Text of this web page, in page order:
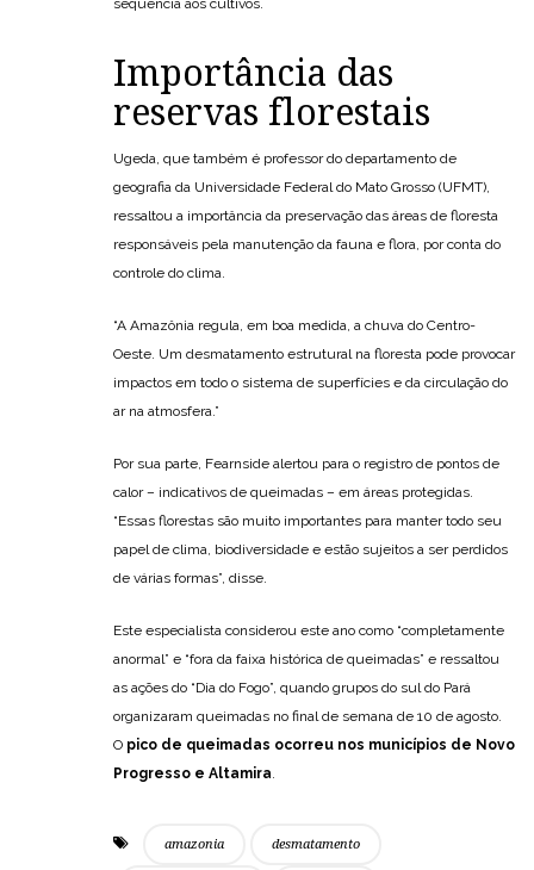
Importância das
reservas florestais
Ugeda, que também é professor do departamento de
geografia da Universidade Federal do Mato Grosso (UFMT),
ressaltou a importância da preservação das áreas de floresta
responsáveis pela manutenção da fauna e flora, por conta do
controle do clima.
“A Amazônia regula, em boa medida, a chuva do Centro-
Oeste. Um desmatamento estrutural na floresta pode provocar
impactos em todo o sistema de superfícies e da circulação do
ar na atmosfera.”
Por sua parte, Fearnside alertou para o registro de pontos de
calor – indicativos de queimadas – em áreas protegidas.
“Essas florestas são muito importantes para manter todo seu
papel de clima, biodiversidade e estão sujeitos a ser perdidos
de várias formas”, disse.
Este especialista considerou este ano como “completamente
anormal” e “fora da faixa histórica de queimadas” e ressaltou
as ações do “Dia do Fogo”, quando grupos do sul do Pará
organizaram queimadas no final de semana de 10 de agosto.
O pico de queimadas ocorreu nos municípios de Novo
Progresso e Altamira
amazonia desmatamento